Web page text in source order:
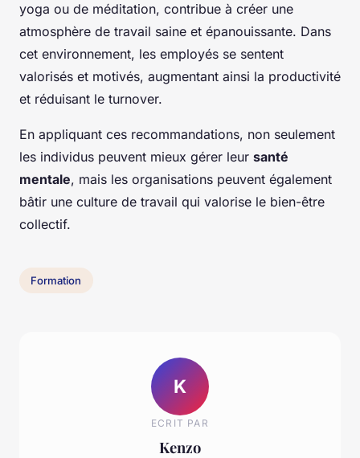
yoga ou de méditation, contribue à créer une
atmosphère de travail saine et épanouissante. Dans
cet environnement, les employés se sentent
valorisés et motivés, augmentant ainsi la productivité
et réduisant le turnover.
En appliquant ces recommandations, non seulement
les individus peuvent mieux gérer leur santé
mentale, mais les organisations peuvent également
bâtir une culture de travail qui valorise le bien-être
collectif.
Formation
K
ECRIT PAR
Kenzo